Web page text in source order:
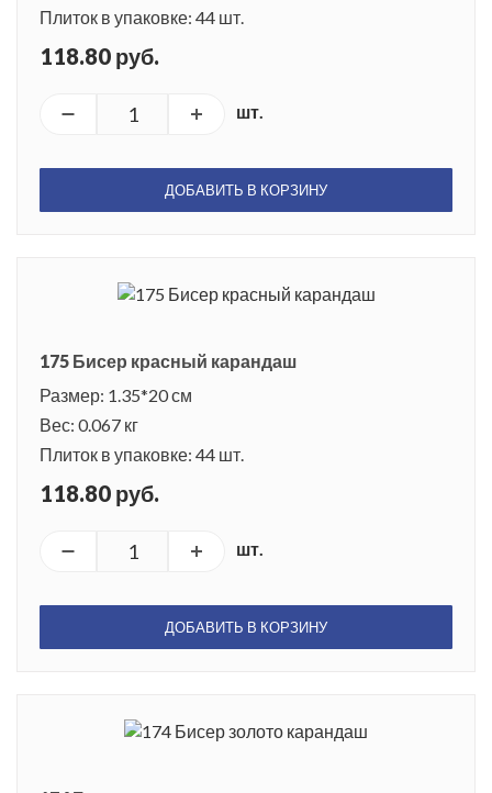
Плиток в упаковке: 44 шт.
118.80 руб.
шт.
ДОБАВИТЬ В КОРЗИНУ
175 Бисер красный карандаш
Размер: 1.35*20 см
Вес: 0.067 кг
Плиток в упаковке: 44 шт.
118.80 руб.
шт.
ДОБАВИТЬ В КОРЗИНУ